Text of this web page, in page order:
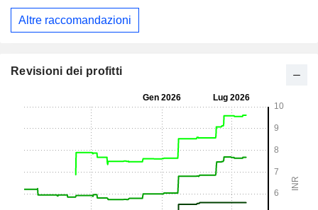
Altre raccomandazioni
Revisioni dei profitti